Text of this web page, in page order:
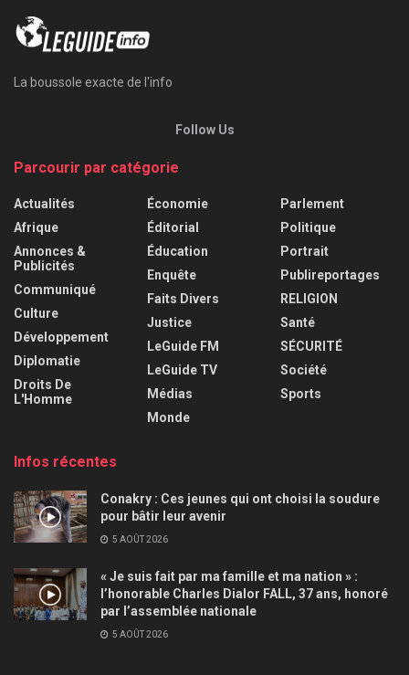
La boussole exacte de l'info
Follow Us
Parcourir par catégorie
Actualités
Afrique
Annonces &
Publicités
Communiqué
Culture
Développement
Diplomatie
Droits De
L'Homme
Économie
Éditorial
Éducation
Enquête
Faits Divers
Justice
LeGuide FM
LeGuide TV
Médias
Monde
Parlement
Politique
Portrait
Publireportages
RELIGION
Santé
SÉCURITÉ
Société
Sports
Infos récentes
Conakry : Ces jeunes qui ont choisi la soudure
pour bâtir leur avenir
5 AOÛT 2026
« Je suis fait par ma famille et ma nation » :
l’honorable Charles Dialor FALL, 37 ans, honoré
par l’assemblée nationale
5 AOÛT 2026